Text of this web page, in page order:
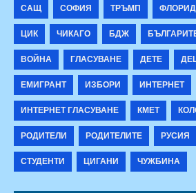
САЩ
СОФИЯ ТРЪМП
ЦИК
ЧИКАГО БДЖ
ВОЙНА
ГЛАСУВАНЕ ДЕТЕ
ЕМИГРАНТ
ИЗБОРИ
ИНТЕРНЕТ
ИНТЕРНЕТ ГЛАСУВАНЕ
КМЕТ
РОДИТЕЛИ
РОДИТЕЛИТЕ РУСИЯ
СТУДЕНТИ
ЦИГАНИ ЧУЖБИНА